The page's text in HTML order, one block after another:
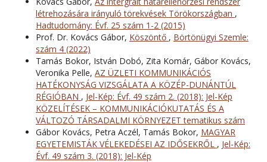
létrehozására irányuló törekvések Törökországban ,
Hadtudomány: Évf. 25 szám 1-2 (2015)
Prof. Dr. Kovács Gábor, Köszöntő , Börtönügyi Szemle:
szám 4 (2022)
Tamás Bokor, István Dobó, Zita Komár, Gábor Kovács,
Veronika Pelle, AZ ÜZLETI KOMMUNIKÁCIÓS
HATÉKONYSÁG VIZSGÁLATA A KÖZÉP-DUNÁNTÚL
RÉGIÓBAN , Jel-Kép: Évf. 49 szám 2. (2018): Jel-Kép
KÖZELÍTÉSEK – KOMMUNIKÁCIÓKUTATÁS ÉS A
VÁLTOZÓ TÁRSADALMI KÖRNYEZET tematikus szám
Gábor Kovács, Petra Aczél, Tamás Bokor, MAGYAR
EGYETEMISTÁK VÉLEKEDÉSEI AZ IDŐSEKRŐL , Jel-Kép:
Évf. 49 szám 3. (2018): Jel-Kép